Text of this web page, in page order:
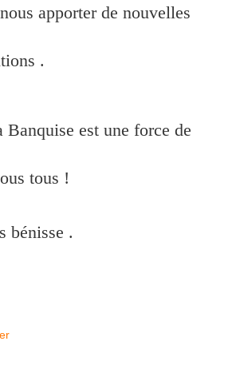
apporter de nouvelles
.
Banquise est une force de
tous !
bénisse .